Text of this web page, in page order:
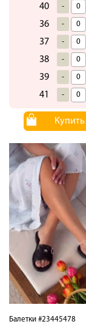
40 -
36 -
37 -
38 -
39 -
41 -
Купить
Балетки #23445478